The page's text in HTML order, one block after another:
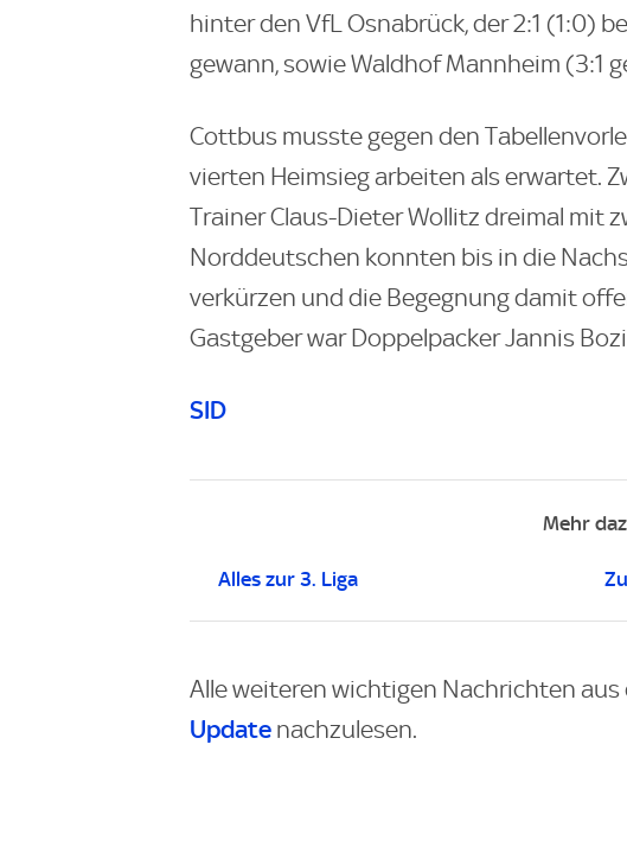
hinter den VfL Osnabrück, der 2:1 (1:0)
gewann, sowie Waldhof Mannheim (3:1
Cottbus musste gegen den
vierten Heimsieg arbeiten als erwartet.
Trainer Claus-Dieter Wollitz dreimal mit
Norddeutschen konnten bis in die
verkürzen und die Begegnung damit
Gastgeber war Doppelpacker Jannis
SID
Mehr
Alles zur 3. Liga
Alle weiteren wichtigen Nachrichten
Update nachzulesen.